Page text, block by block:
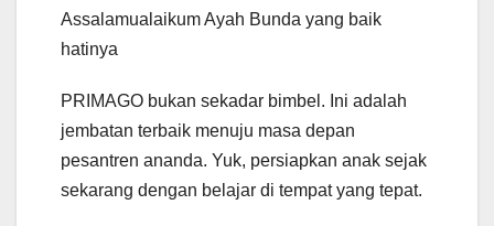
Assalamualaikum Ayah Bunda yang baik
hatinya
PRIMAGO bukan sekadar bimbel. Ini adalah
jembatan terbaik menuju masa depan
pesantren ananda. Yuk, persiapkan anak sejak
sekarang dengan belajar di tempat yang tepat.